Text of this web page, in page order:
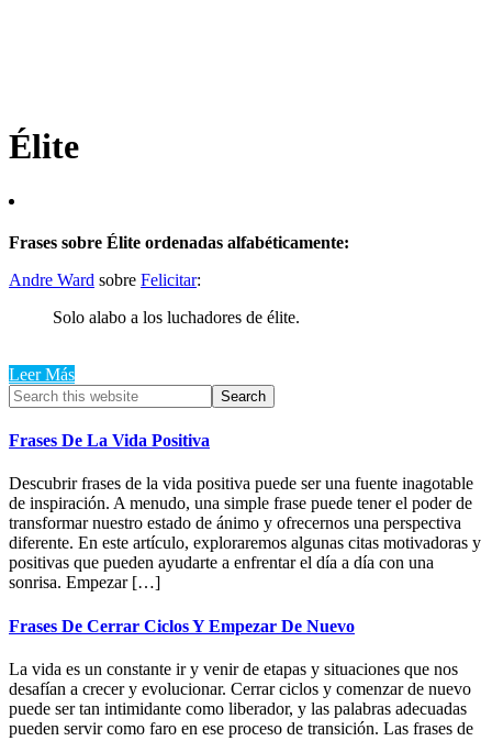
Élite
Frases sobre Élite ordenadas alfabéticamente:
Andre Ward sobre Felicitar:
Solo alabo a los luchadores de élite.
Leer Más
Primary
Sidebar
Search
this
website
Frases De La Vida Positiva
Descubrir frases de la vida positiva puede ser una fuente inagotable
de inspiración. A menudo, una simple frase puede tener el poder de
transformar nuestro estado de ánimo y ofrecernos una perspectiva
diferente. En este artículo, exploraremos algunas citas motivadoras y
positivas que pueden ayudarte a enfrentar el día a día con una
sonrisa. Empezar […]
Frases De Cerrar Ciclos Y Empezar De Nuevo
La vida es un constante ir y venir de etapas y situaciones que nos
desafían a crecer y evolucionar. Cerrar ciclos y comenzar de nuevo
puede ser tan intimidante como liberador, y las palabras adecuadas
pueden servir como faro en ese proceso de transición. Las frases de